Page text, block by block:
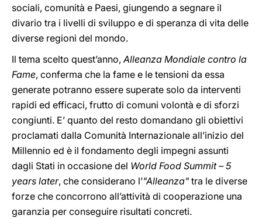
sociali, comunità e Paesi, giungendo a segnare il
divario tra i livelli di sviluppo e di speranza di vita delle
diverse regioni del mondo.
Il tema scelto quest’anno,Alleanza Mondiale contro la
Fame, conferma che la fame e le tensioni da essa
generate potranno essere superate solo da interventi
rapidi ed efficaci, frutto di comuni volontà e di sforzi
congiunti. E’ quanto del resto domandano gli obiettivi
proclamati dalla Comunità Internazionale all’inizio del
Millennio ed è il fondamento degli impegni assunti
dagli Stati in occasione del World Food Summit – 5
years later, che considerano l’"Alleanza" tra le diverse
forze che concorrono all’attività di cooperazione una
garanzia per conseguire risultati concreti.